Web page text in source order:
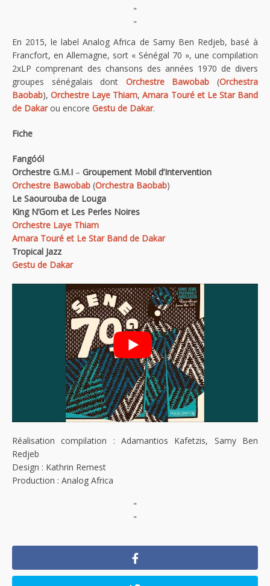
"
"
En 2015, le label Analog Africa de Samy Ben Redjeb, basé à
Francfort, en Allemagne, sort « Sénégal 70 », une compilation
2xLP comprenant des chansons des années 1970 de divers
groupes sénégalais dont Orchestre Bawobab (Orchestra
Baobab),Orchestre Laye Thiam,Amara Touré et Le Star Band
de Dakarou encore Gestu de Dakar.
Fiche
Fangóól
Orchestre G.M.I – Groupement Mobil d’Intervention
Orchestre Bawobab (Orchestra Baobab)
Le Saourouba de Louga
King N’Gom et Les Perles Noires
Orchestre Laye Thiam
Amara Touré et Le Star Band de Dakar
Tropical Jazz
Gestu de Dakar
Réalisation compilation : Adamantios Kafetzis, Samy Ben
Redjeb
Design : Kathrin Remest
Production : Analog Africa
"
"